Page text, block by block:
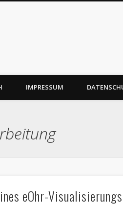
IMPRESSUM
eOhr-